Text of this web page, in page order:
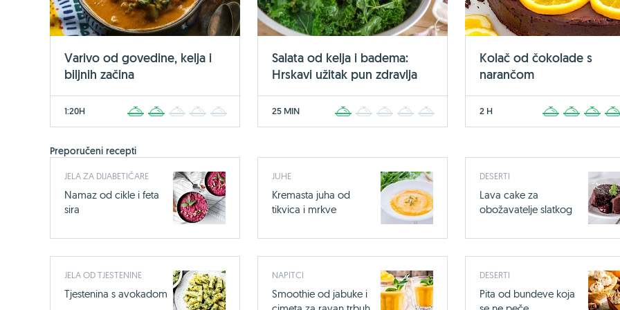
Varivo od govedine, kelja i
biljnih začina
1:20H 2 3 4
Salata od kelja i badema:
Hrskavi užitak pun zdravlja
25 MIN 2 3 4
Kolač od čokolade s
narančom
2 H 2 3
Preporučeni recepti
JELA ZA DIJABETIČARE
Namaz od cikle i feta
sira
JUHE
Kremasta juha od
tikvica i mrkve
DESERTI
Lava cake za
obožavatelje slatkog
JELA OD TJESTENINE
Tjestenina s avokadom
NAPITCI
Smoothie od jabuke i
DESERTI
Pita od bundeve koja